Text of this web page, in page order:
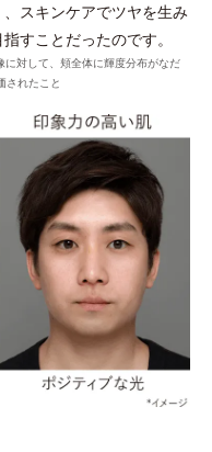
ローションのうるお
アンモニウム・アクリルア
がローションのうる
ジグリコール
に、クリームに配合
プロテクトパウダー
化AI＝皮脂を吸着しうるお
スキンケアでツヤを生み
すことだったのです。
対して、頬全体に輝度分布がなだ
されたこと